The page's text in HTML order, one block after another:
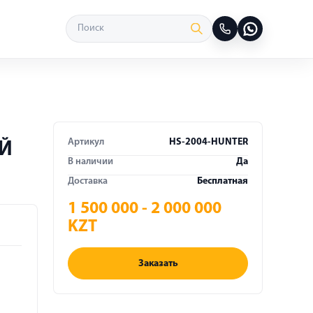
Артикул
HS-2004-HUNTER
В наличии
Да
Доставка
Бесплатная
1 500 000 - 2 000 000
KZT
Заказать